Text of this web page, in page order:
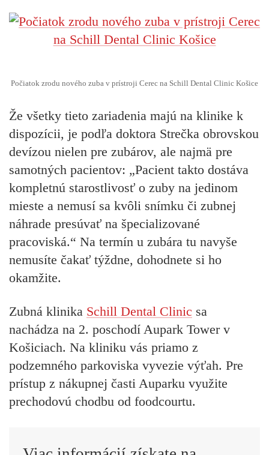
Počiatok zrodu nového zuba v prístroji Cerec na Schill Dental Clinic Košice
Že všetky tieto zariadenia majú na klinike k
dispozícii, je podľa doktora Strečka obrovskou
devízou nielen pre zubárov, ale najmä pre
samotných pacientov: „Pacient takto dostáva
kompletnú starostlivosť o zuby na jedinom
mieste a nemusí sa kvôli snímku či zubnej
náhrade presúvať na špecializované
pracoviská.“ Na termín u zubára tu navyše
nemusíte čakať týždne, dohodnete si ho
okamžite.
Zubná klinika Schill Dental Clinic sa
nachádza na 2. poschodí Aupark Tower v
Košiciach. Na kliniku vás priamo z
podzemného parkoviska vyvezie výťah. Pre
prístup z nákupnej časti Auparku využite
prechodovú chodbu od foodcourtu.